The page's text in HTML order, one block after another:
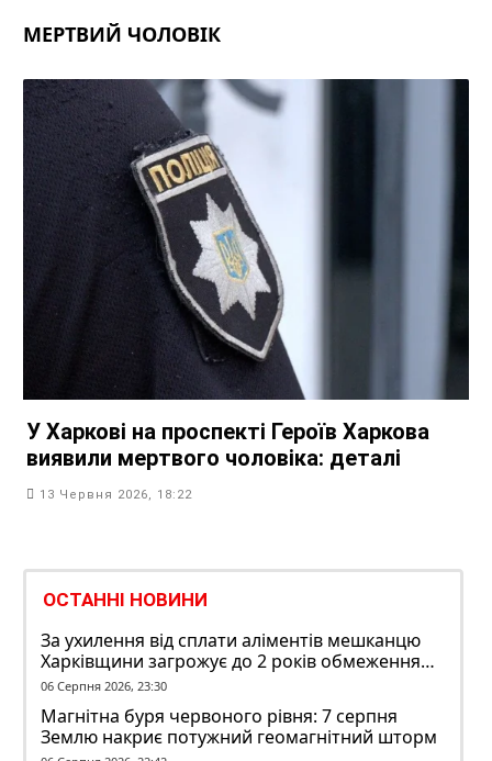
МЕРТВИЙ ЧОЛОВІК
У Харкові на проспекті Героїв Харкова
виявили мертвого чоловіка: деталі
13 Червня 2026, 18:22
ОСТАННІ НОВИНИ
За ухилення від сплати аліментів мешканцю
Харківщини загрожує до 2 років обмеження
волі
06 Серпня 2026, 23:30
Магнітна буря червоного рівня: 7 серпня
Землю накриє потужний геомагнітний шторм